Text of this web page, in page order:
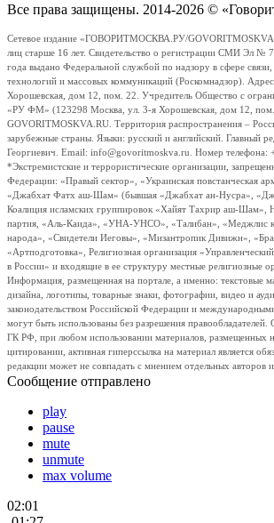
Все права защищены. 2014-2026 ©
Сетевое издание «ГОВОРИТМОСКВА.РУ/
лиц старше 16 лет. Свидетельство о регистрации СМИ Эл №
года выдано Федеральной службой по надзору в сфере
технологий и массовых коммуникаций (Роскомнадзор).
Хорошевская, дом 12, пом. 22. Учредитель Общество с
«РУ ФМ» (123298 Москва, ул. 3-я Хорошевская, дом 12,
GOVORITMOSKVA.RU. Территория распространения –
зарубежные страны. Языки: русский и английский. Главный
Георгиевич. Email: info@govoritmoskva.ru. Номер телефона:
*Экстремистские и террористические организации,
Федерации: «Правый сектор», «Украинская повстанческая
«Джабхат Фатх аш-Шам» (бывшая «Джабхат ан-Нусра»,
Коалиция исламских группировок «Хайят Тахрир аш-Шам»,
партия, «Аль-Каида», «УНА-УНСО», «Талибан», «Меджлис
народа», «Свидетели Иеговы», «Мизантропик Дивижн»,
«Артподготовка», Религиозная организация
в России» и входящие в ее структуру местные религиозные
Информация, размещенная на портале, а именно: текстовые
дизайна, логотипы, товарные знаки, фотографии, видео и
законодательством Российской Федерации и
могут быть использованы без разрешения правообладателей.
ГК РФ, при любом использовании материалов, размещенных
цитировании, активная гиперссылка на материал является
редакции может не совпадать с мнением отдельных авторов и
Сообщение отправлено
play
pause
mute
unmute
max volume
02:01